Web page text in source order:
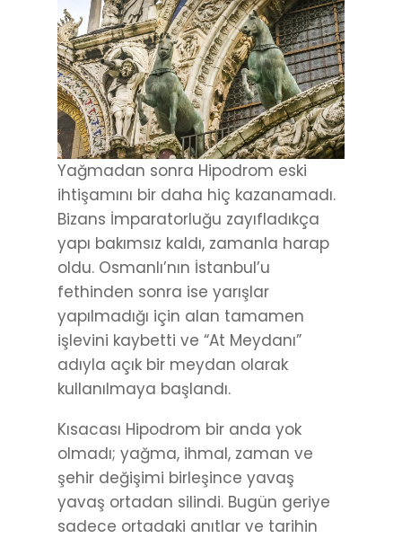
Yağmadan sonra Hipodrom eski
ihtişamını bir daha hiç kazanamadı.
Bizans İmparatorluğu zayıfladıkça
yapı bakımsız kaldı, zamanla harap
oldu. Osmanlı’nın İstanbul’u
fethinden sonra ise yarışlar
yapılmadığı için alan tamamen
işlevini kaybetti ve “At Meydanı”
adıyla açık bir meydan olarak
kullanılmaya başlandı.
Kısacası Hipodrom bir anda yok
olmadı; yağma, ihmal, zaman ve
şehir değişimi birleşince yavaş
yavaş ortadan silindi. Bugün geriye
sadece ortadaki anıtlar ve tarihin